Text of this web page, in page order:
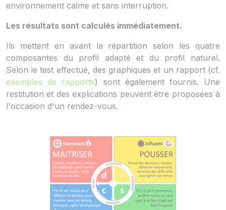
environnement calme et sans interruption.
Les résultats sont calculés immédiatement.
Ils mettent en avant la répartition selon les quatre
composantes du profil adapté et du profil naturel.
Selon le test effectué, des graphiques et un rapport (cf.
exemples de rapports) sont également fournis. Une
restitution et des explications peuvent être proposées à
l'occasion d'un rendez-vous.